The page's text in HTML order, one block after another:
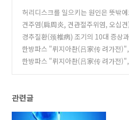
허리디스크를 일으키는 원인은 뜻밖
것
(0)
견주염(肩周炎, 견관절주위염, 오십
단련해야할까? 추천 7가지 비방
(0)
경추질환(颈椎病) 조기의 10대 증상
치료
(2)
한방파스 "뤼지아촨(吕家传 려가전
의 행복한 삶을위해 세대를 전승하다
한방파스 "뤼지아촨(吕家传 려가전
관련글